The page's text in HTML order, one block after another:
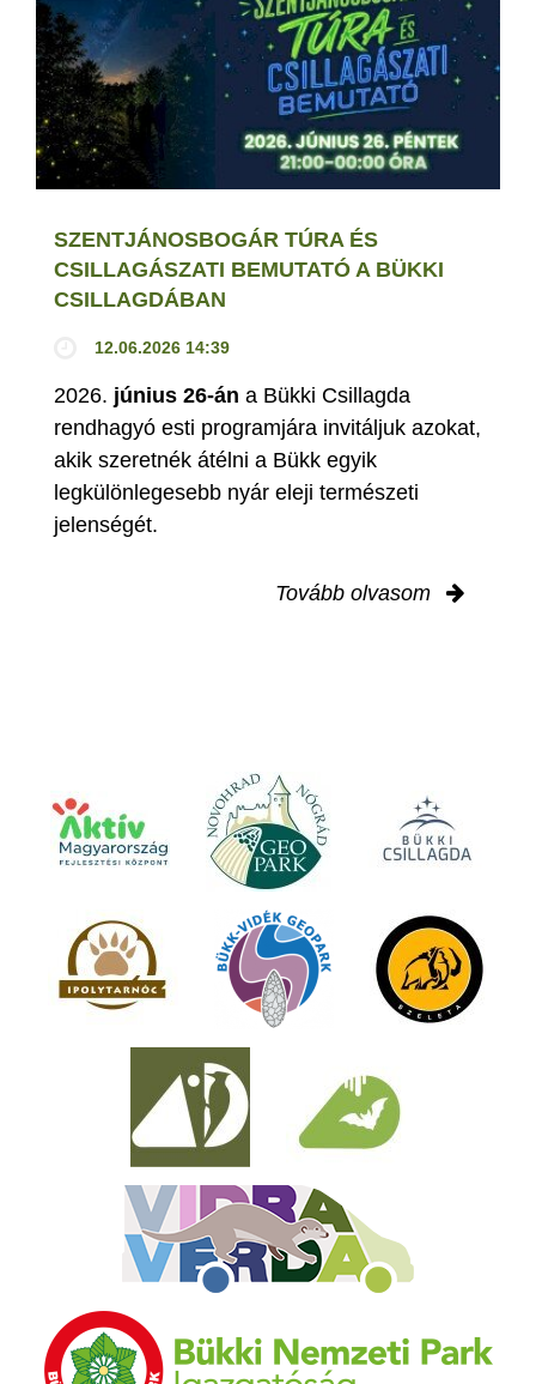
SZENTJÁNOSBOGÁR TÚRA ÉS
CSILLAGÁSZATI BEMUTATÓ A BÜKKI
CSILLAGDÁBAN
12.06.2026 14:39
2026. június 26-án a Bükki Csillagda
rendhagyó esti programjára invitáljuk azokat,
akik szeretnék átélni a Bükk egyik
legkülönlegesebb nyár eleji természeti
jelenségét.
Tovább olvasom